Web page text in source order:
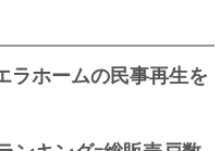
ラホームの民事再生を